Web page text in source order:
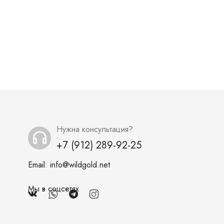
Нужна консультация?
+7 (912) 289-92-25
Email: info@wildgold.net
Мы в соцсетях